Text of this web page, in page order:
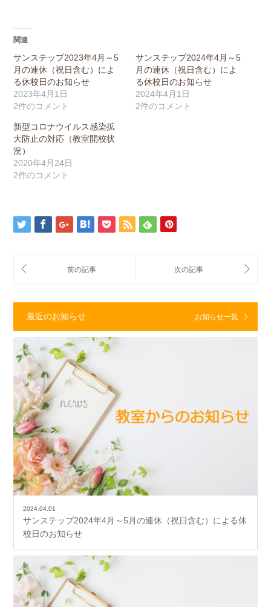
関連
サンステップ2023年4月～5
月の連休（祝日含む）によ
る休校日のお知らせ
2023年4月1日
2件のコメント
サンステップ2024年4月～5
月の連休（祝日含む）によ
る休校日のお知らせ
2024年4月1日
2件のコメント
新型コロナウイルス感染拡
大防止の対応（教室開校状
況）
2020年4月24日
2件のコメント
最近のお知らせ お知らせ一覧
2024.04.01
サンステップ2024年4月～5月の連休（祝日含む）による休
校日のお知らせ